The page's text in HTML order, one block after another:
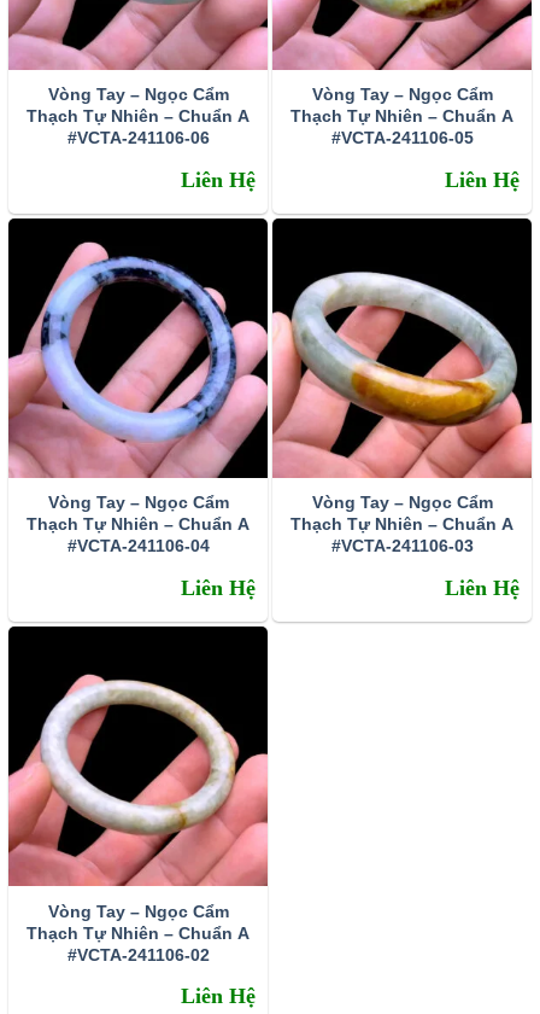
Tác dụng thạch anh tóc đen với sức khỏe
Về mặt y học, với năng lượng tích cực. Thạch anh tóc
đen giúp điều trị chứng nhồi máu cơ tim, phòng chống
đột quỵ và chống lại sở vữa động mạch.
Có tính năng ưu việt là giúp tăng sự hấp thu chất dinh
dưỡng từ thực phẩm vào cơ thể. Tăng sợ trao đổi chất
Thạch anh tóc đen và 5 nhánh năng lượng
5 nhánh năng lượng cho cuộc sống: Công việc tài chính,
anh tóc đen
5 nhánh năng lượng tổng hợp nghiên cứu kiến thức
từ website:
Vòng Tay – Ngọc Cẩm
Thạch Tự Nhiên – Chuẩn A
#VCTA-241106-06
Liên Hệ
Vòng Tay – Ngọc Cẩm
Thạch Tự Nhiên – Chuẩn A
#VCTA-241106-05
Liên Hệ
Vòng Tay – Ngọc Cẩm
Thạch Tự Nhiên – Chuẩn A
#VCTA-241106-04
Liên Hệ
Vòng Tay – Ngọc Cẩm
Thạch Tự Nhiên – Chuẩn A
#VCTA-241106-03
Liên Hệ
Vòng Tay – Ngọc Cẩm
Thạch Tự Nhiên – Chuẩn A
#VCTA-241106-02
Liên Hệ